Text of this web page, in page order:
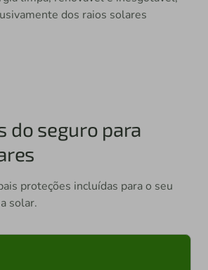
dos raios solares
do seguro para
proteções incluídas para o seu
solar.